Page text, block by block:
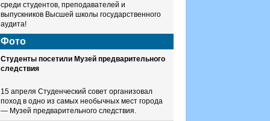
среди студентов, преподавателей и
выпускников Высшей школы государственного
аудита!
Фото
Студенты посетили Музей предварительного
следствия
15 апреля Студенческий совет организовал
поход в одно из самых необычных мест города
— Музей предварительного следствия.